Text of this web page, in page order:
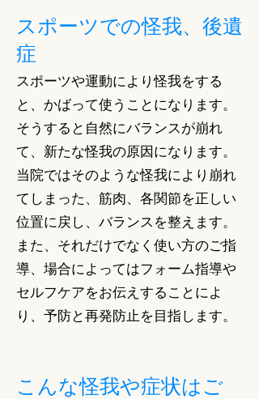
スポーツでの怪我、後遺
症
スポーツや運動により怪我をする
と、かばって使うことになります。
そうすると自然にバランスが崩れ
て、新たな怪我の原因になります。
当院ではそのような怪我により崩れ
てしまった、筋肉、各関節を正しい
位置に戻し、バランスを整えます。
また、それだけでなく使い方のご指
導、場合によってはフォーム指導や
セルフケアをお伝えすることによ
り、予防と再発防止を目指します。
こんな怪我や症状はご